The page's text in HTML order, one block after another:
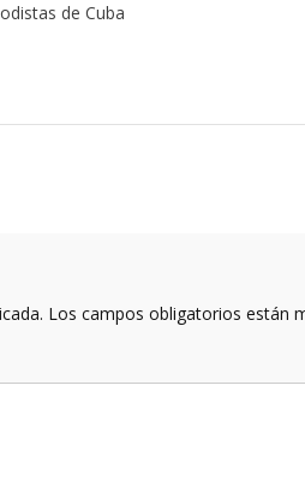
de Cuba
Los campos obligatorios están